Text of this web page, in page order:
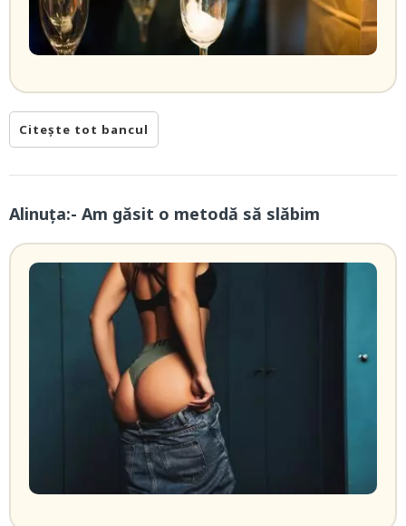
Citește tot bancul
Alinuța:- Am găsit o metodă să slăbim